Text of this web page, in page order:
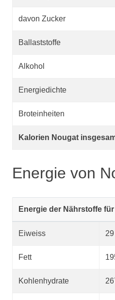
davon Zucker
Ballaststoffe
Alkohol
Energiedichte
Broteinheiten
Kalorien Nougat
Energie von
Energie der Nährstoffe für
Eiweiss
Fett
Kohlenhydrate